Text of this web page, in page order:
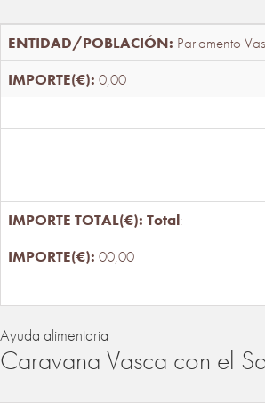
Parlamento
0,00
Total:
00,00
Ayuda alimentaria
Caravana Vasca con el